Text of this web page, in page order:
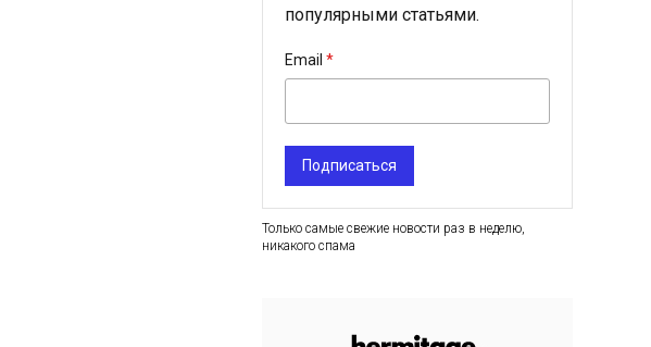
популярными статьями.
Email
Подписаться
Только самые свежие новости раз в неделю,
никакого спама